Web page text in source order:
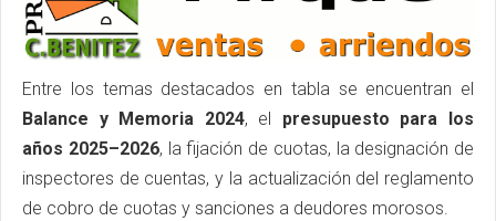
Entre los temas destacados en tabla se encuentran el
Balance y Memoria 2024, el presupuesto para los
años 2025–2026, la fijación de cuotas, la designación de
inspectores de cuentas, y la actualización del reglamento
de cobro de cuotas y sanciones a deudores morosos.